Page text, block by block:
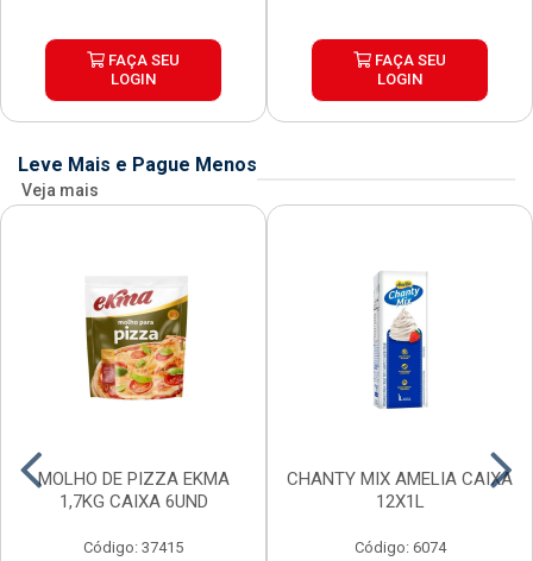
FAÇA SEU
LOGIN
FAÇA SEU
LOGIN
Leve Mais e Pague Menos
Veja mais
MOLHO DE PIZZA EKMA
1,7KG CAIXA 6UND
Código: 37415
CHANTY MIX AMELIA CAIXA
12X1L
Código: 6074